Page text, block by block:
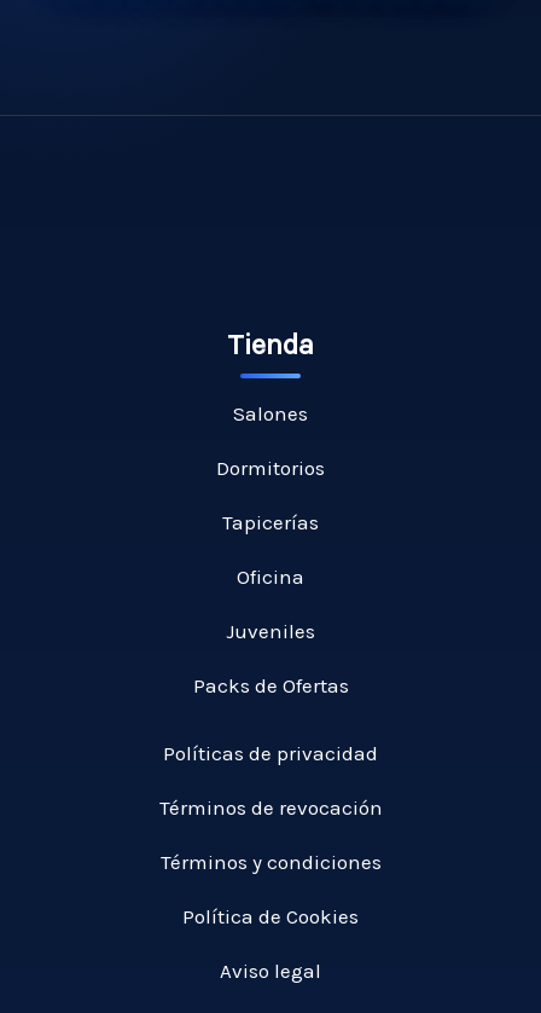
Tienda
Salones
Dormitorios
Tapicerías
Oficina
Juveniles
Packs de Ofertas
Políticas de privacidad
Términos de revocación
Términos y condiciones
Política de Cookies
Aviso legal